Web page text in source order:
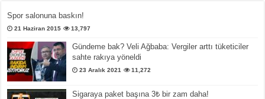
Spor salonuna baskın!
21 Haziran 2015 13,797
Gündeme bak? Veli Ağbaba: Vergiler arttı tüketiciler
sahte rakıya yöneldi
23 Aralık 2021 11,272
Sigaraya paket başına 3₺ bir zam daha!